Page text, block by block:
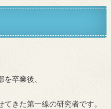
卒業後、
きた第一線の研究者です。